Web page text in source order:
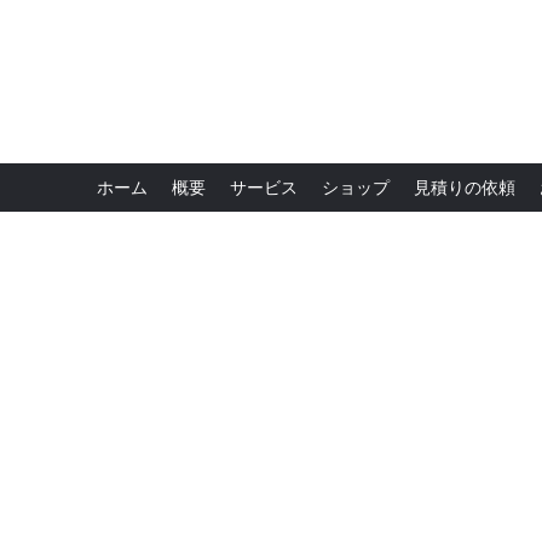
ホーム 概要 サービス ショップ 見積りの依頼